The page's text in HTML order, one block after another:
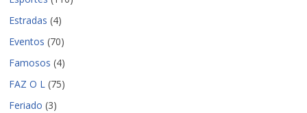
Estradas (4)
Eventos (70)
Famosos (4)
FAZ O L (75)
Feriado (3)